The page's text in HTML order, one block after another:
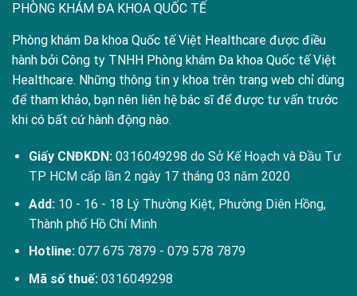
PHÒNG KHÁM ĐA KHOA QUỐC TẾ
Phòng khám Đa khoa Quốc tế Việt Healthcare được điều
hành bởi Công ty TNHH Phòng khám Đa khoa Quốc tế Việt
Healthcare. Những thông tin y khoa trên trang web chỉ dùng
để tham khảo, bạn nên liên hệ bác sĩ để được tư vấn trước
khi có bất cứ hành động nào.
Giấy CNĐKDN:0316049298 do Sở Kế Hoạch và Đầu Tư
TP HCM cấp lần 2 ngày 17 tháng 03 năm 2020
Add:10 - 16 - 18 Lý Thường Kiệt, Phường Diên Hồng,
Thành phố Hồ Chí Minh
Hotline: 077 675 7879- 079 578 7879
Mã số thuế:0316049298